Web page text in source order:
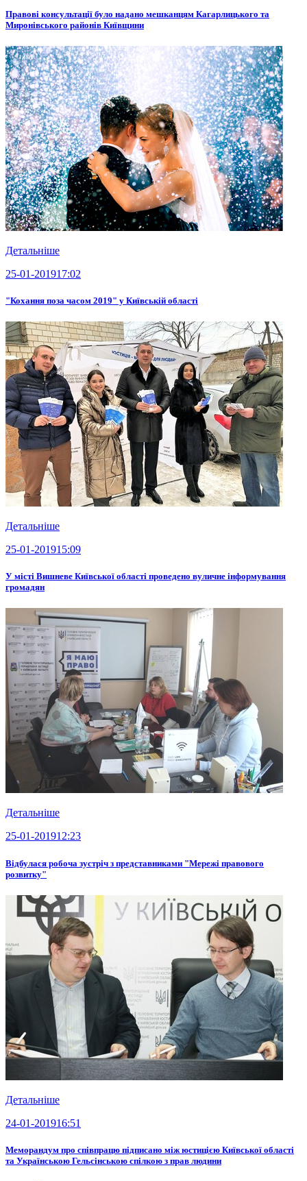
Правові консультації було надано мешканцям Кагарлицького та
Миронівського районів Київщини
Детальніше
25-01-201917:02
"Кохання поза часом 2019" у Київській області
Детальніше
25-01-201915:09
У місті Вишневе Київської області проведено вуличне інформування
громадян
Детальніше
25-01-201912:23
Відбулася робоча зустріч з представниками "Мережі правового
розвитку"
Детальніше
24-01-201916:51
Меморандум про співпрацю підписано між юстицією Київської області
та Українською Гельсінською спілкою з прав людини